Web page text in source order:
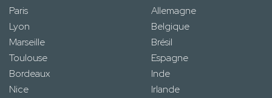
Paris
Lyon
Marseille
Toulouse
Bordeaux
Nice
Allemagne
Belgique
Brésil
Espagne
Inde
Irlande